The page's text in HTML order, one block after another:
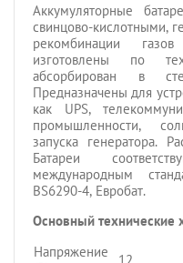
Аккумуляторные
свинцово-кислотными,
рекомбинации
изготовлены по
абсорбирован в
Предназначены для
как UPS,
промышленности,
запуска генератора.
Батареи
международным
BS6290-4, Евробат.
Основный технические
Напряжение